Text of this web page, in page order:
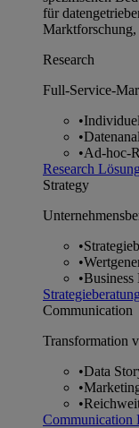
für
Research
Full-Service-
•
•
•Ad-hoc-
Research
Strategy
•
•
•
Strategieberatung
Communication
Transformation
•Data
•
•
Communication